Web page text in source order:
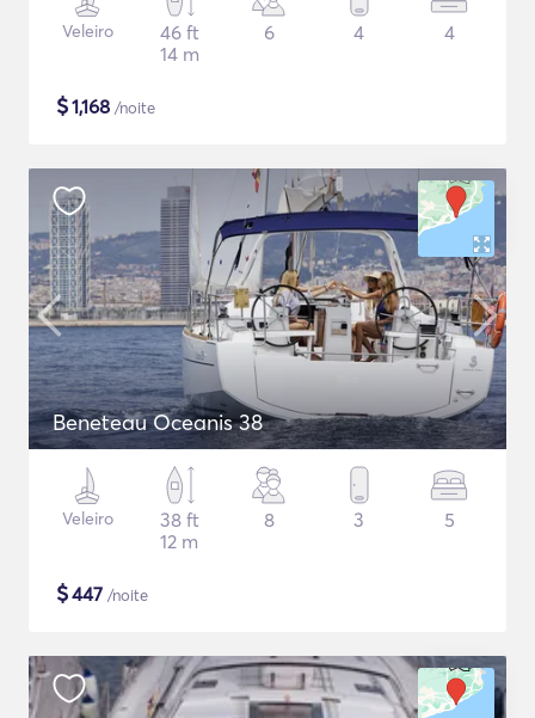
Veleiro
46 ft
14 m
6 4 4
$1,168 /noite
Beneteau Oceanis 38
Veleiro
38 ft
12 m
8 3 5
$447 /noite